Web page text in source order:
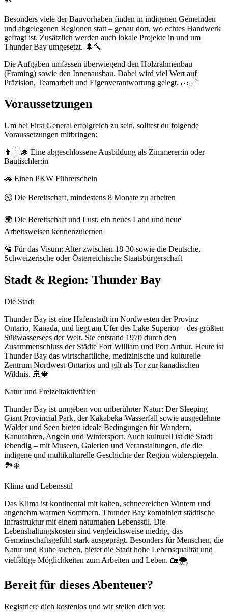
Besonders viele der Bauvorhaben finden in indigenen Gemeinden
und abgelegenen Regionen statt – genau dort, wo echtes Handwerk
gefragt ist. Zusätzlich werden auch lokale Projekte in und um
Thunder Bay umgesetzt. 🌲🔨
Die Aufgaben umfassen überwiegend den Holzrahmenbau
(Framing) sowie den Innenausbau. Dabei wird viel Wert auf
Präzision, Teamarbeit und Eigenverantwortung gelegt. 🧱📏
Voraussetzungen
Um bei First General erfolgreich zu sein, solltest du folgende
Voraussetzungen mitbringen:
👨🏻‍🎓 Eine abgeschlossene Ausbildung als Zimmerer:in oder
Bautischler:in
🚗 Einen PKW Führerschein
⏲️ Die Bereitschaft, mindestens 8 Monate zu arbeiten
🌍 Die Bereitschaft und Lust, ein neues Land und neue
Arbeitsweisen kennenzulernen
🛂 Für das Visum: Alter zwischen 18-30 sowie die Deutsche,
Schweizerische oder Österreichische Staatsbürgerschaft
Stadt & Region: Thunder Bay
Die Stadt
Thunder Bay ist eine Hafenstadt im Nordwesten der Provinz
Ontario, Kanada, und liegt am Ufer des Lake Superior – des größten
Süßwassersees der Welt. Sie entstand 1970 durch den
Zusammenschluss der Städte Fort William und Port Arthur. Heute ist
Thunder Bay das wirtschaftliche, medizinische und kulturelle
Zentrum Nordwest-Ontarios und gilt als Tor zur kanadischen
Wildnis. 🚢🍁
Natur und Freizeitaktivitäten
Thunder Bay ist umgeben von unberührter Natur: Der Sleeping
Giant Provincial Park, der Kakabeka-Wasserfall sowie ausgedehnte
Wälder und Seen bieten ideale Bedingungen für Wandern,
Kanufahren, Angeln und Wintersport. Auch kulturell ist die Stadt
lebendig – mit Museen, Galerien und Veranstaltungen, die die
indigene und multikulturelle Geschichte der Region widerspiegeln.
🏞️❄️
Klima und Lebensstil
Das Klima ist kontinental mit kalten, schneereichen Wintern und
angenehm warmen Sommern. Thunder Bay kombiniert städtische
Infrastruktur mit einem naturnahen Lebensstil. Die
Lebenshaltungskosten sind vergleichsweise niedrig, das
Gemeinschaftsgefühl stark ausgeprägt. Besonders für Menschen, die
Natur und Ruhe suchen, bietet die Stadt hohe Lebensqualität und
vielfältige Möglichkeiten zum Arbeiten und Leben. 🏡🌨️
Bereit für dieses Abenteuer?
Registriere dich kostenlos und wir stellen dich vor.